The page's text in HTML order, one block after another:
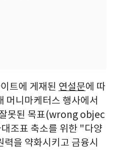
트에 게재된 연설문에 따
머니마케터스 행사에서
못된 목표(wrong objec
조표 축소를 위한 "다양
을 약화시키고 금융시